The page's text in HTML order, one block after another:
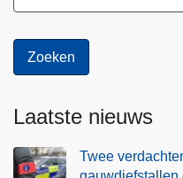
Laatste nieuws
Twee